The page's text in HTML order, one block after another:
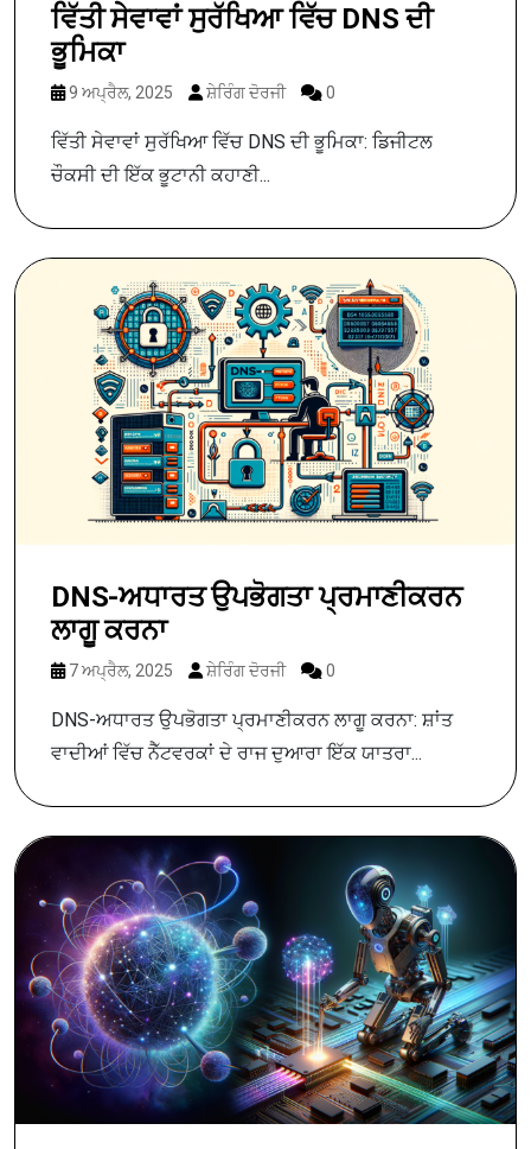
ਵਿੱਤੀ ਸੇਵਾਵਾਂ ਸੁਰੱਖਿਆ ਵਿੱਚ DNS ਦੀ
ਭੂਮਿਕਾ
9 ਅਪ੍ਰੈਲ, 2025 ਸ਼ੇਰਿੰਗ ਦੋਰਜੀ 0
ਵਿੱਤੀ ਸੇਵਾਵਾਂ ਸੁਰੱਖਿਆ ਵਿੱਚ DNS ਦੀ ਭੂਮਿਕਾ: ਡਿਜੀਟਲ
ਚੌਕਸੀ ਦੀ ਇੱਕ ਭੂਟਾਨੀ ਕਹਾਣੀ...
DNS-ਅਧਾਰਤ ਉਪਭੋਗਤਾ ਪ੍ਰਮਾਣੀਕਰਨ
ਲਾਗੂ ਕਰਨਾ
7 ਅਪ੍ਰੈਲ, 2025 ਸ਼ੇਰਿੰਗ ਦੋਰਜੀ 0
DNS-ਅਧਾਰਤ ਉਪਭੋਗਤਾ ਪ੍ਰਮਾਣੀਕਰਨ ਲਾਗੂ ਕਰਨਾ: ਸ਼ਾਂਤ
ਵਾਦੀਆਂ ਵਿੱਚ ਨੈੱਟਵਰਕਾਂ ਦੇ ਰਾਜ ਦੁਆਰਾ ਇੱਕ ਯਾਤਰਾ...